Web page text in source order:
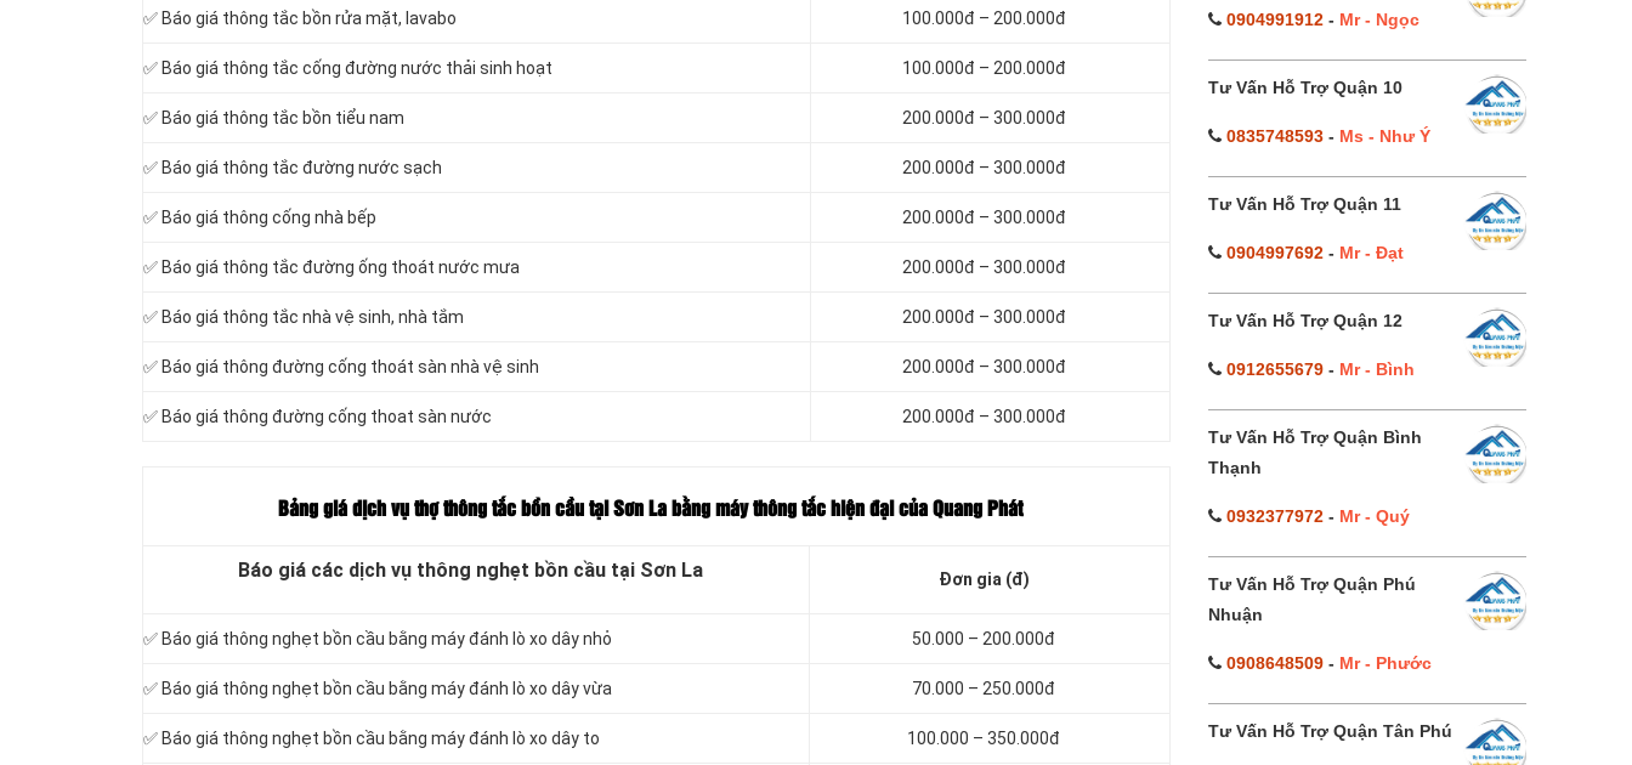
✅ Báo giá thông tắc bồn rửa mặt, lavabo 100.000đ – 200.000đ
‎✅ Báo giá thông tắc cống đường nước thải sinh hoạt 100.000đ – 200.000đ
✅ Báo giá thông tắc bồn tiểu nam 200.000đ – 300.000đ
✅ Báo giá thông tắc đường nước sạch 200.000đ – 300.000đ
✅ Báo giá thông cống nhà bếp 200.000đ – 300.000đ
✅ Báo giá thông tắc đường ống thoát nước mưa 200.000đ – 300.000đ
✅ Báo giá thông tắc nhà vệ sinh, nhà tắm 200.000đ – 300.000đ
✅ Báo giá thông đường cống thoát sàn nhà vệ sinh 200.000đ – 300.000đ
✅ Báo giá thông đường cống thoat sàn nước 200.000đ – 300.000đ
Bảng giá dịch vụ thợ thông tắc bồn cầu tại Sơn La bằng máy thông tắc hiện đại của Quang Phát
Báo giá các dịch vụ thông nghẹt bồn cầu tại Sơn La Đơn gia (đ)
✅ Báo giá thông nghẹt bồn cầu bằng máy đánh lò xo dây nhỏ 50.000 – 200.000đ
✅ Báo giá thông nghẹt bồn cầu bằng máy đánh lò xo dây vừa 70.000 – 250.000đ
✅ Báo giá thông nghẹt bồn cầu bằng máy đánh lò xo dây to 100.000 – 350.000đ
0904991912- Mr - Ngọc
Tư Vấn Hỗ Trợ Quận 10
0835748593- Ms - Như Ý
Tư Vấn Hỗ Trợ Quận 11
0904997692- Mr - Đạt
Tư Vấn Hỗ Trợ Quận 12
0912655679- Mr - Bình
Tư Vấn Hỗ Trợ Quận Bình
Thạnh
0932377972- Mr - Quý
Tư Vấn Hỗ Trợ Quận Phú
Nhuận
0908648509- Mr - Phước
Tư Vấn Hỗ Trợ Quận Tân Phú